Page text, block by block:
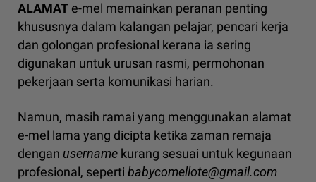
ALAMAT e-mel memainkan peranan penting
khususnya dalam kalangan pelajar, pencari kerja
dan golongan profesional kerana ia sering
digunakan untuk urusan rasmi, permohonan
pekerjaan serta komunikasi harian.
Namun, masih ramai yang menggunakan alamat
e-mel lama yang dicipta ketika zaman remaja
dengan username kurang sesuai untuk kegunaan
profesional, seperti babycomellote@gmail.com